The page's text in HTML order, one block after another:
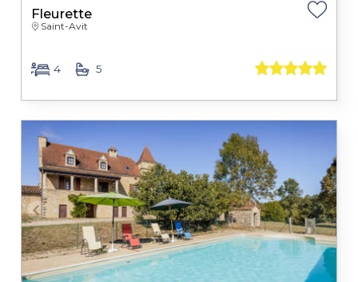
Fleurette
Saint-Avit
4 5